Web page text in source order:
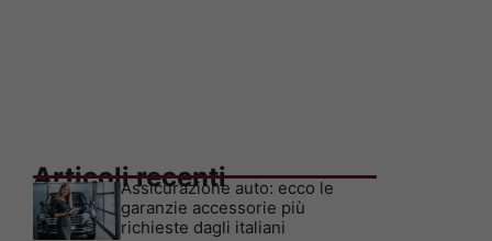
Articoli recenti
Assicurazione auto: ecco le
garanzie accessorie più
richieste dagli italiani